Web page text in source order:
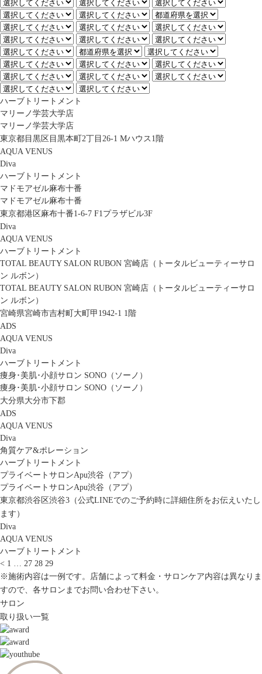
ハーブトリートメント
マリーノ学芸大学店
マリーノ学芸大学店
東京都目黒区目黒本町2丁目26-1 Mハウス1階
AQUA VENUS
Diva
ハーブトリートメント
マドモアゼル麻布十番
マドモアゼル麻布十番
東京都港区麻布十番1-6-7 F1プラザビル3F
Diva
AQUA VENUS
ハーブトリートメント
TOTAL BEAUTY SALON RUBON 宮崎店（トータルビューティーサロ
ン ルボン）
TOTAL BEAUTY SALON RUBON 宮崎店（トータルビューティーサロ
ン ルボン）
宮崎県宮崎市吉村町大町甲1942-1 1階
ADS
AQUA VENUS
Diva
ハーブトリートメント
痩身･美肌･小顔サロン SONO（ソーノ）
痩身･美肌･小顔サロン SONO（ソーノ）
大分県大分市下郡
ADS
AQUA VENUS
Diva
角質ケア&ポレーション
ハーブトリートメント
プライベートサロンApu渋谷（アプ）
プライベートサロンApu渋谷（アプ）
東京都渋谷区渋谷3（公式LINEでのご予約時に詳細住所をお伝えいたし
ます）
Diva
AQUA VENUS
ハーブトリートメント
< 1 … 27 28 29
※施術内容は一例です。店舗によって料金・サロンケア内容は異なりま
すので、各サロンまでお問い合わせ下さい。
サロン
取り扱い一覧